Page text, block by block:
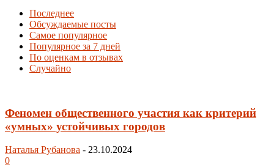
Последнее
Обсуждаемые посты
Самое популярное
Популярное за 7 дней
По оценкам в отзывах
Случайно
Феномен общественного участия как критерий
«умных» устойчивых городов
Наталья Рубанова - 23.10.2024
0